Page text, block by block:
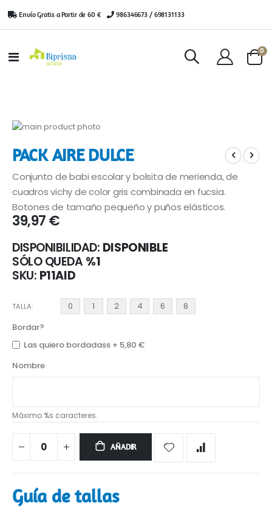
Envío Gratis a Partir de 60 € | 986346673 / 698131133
Toggle
Cart
0
Saltar
final
de
la
galería
de
imágenes
al
comienzo
de
la
galería
de
imágenes
PACK AIRE DULCE
Conjunto de babi escolar y bolsita de merienda, de
cuadros vichy de color gris combinada en fucsia.
Botones de tamaño pequeño y puños elásticos.
39,97 €
DISPONIBILIDAD: DISPONIBLE
SÓLO QUEDA %1
SKU P11AID
TALLA 0 1 2 4 6
8
Bordar?
Las quiero bordadass + 5,80 €
Nombre
Máximo %s caracteres.
AÑADIR
Guía de tallas